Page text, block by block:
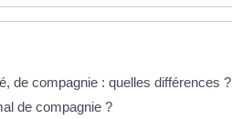
de compagnie : quelles différences ?
de compagnie ?